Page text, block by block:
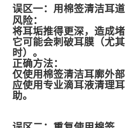
误区一：用棉签清洁耳道
风险：
将耳垢推得更深，造成堵
它可能会刺破耳膜（尤
时）。
正确方法：
仅使用棉签清洁耳廓外部
应使用专业滴耳液清理
助。